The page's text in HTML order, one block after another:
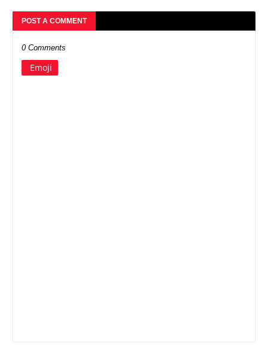
POST A COMMENT
0 Comments
Emoji